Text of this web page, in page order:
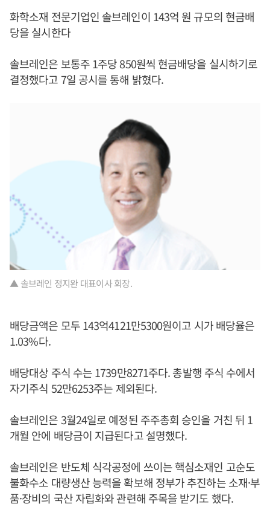
화학소재 전문기업인 솔브레인이 143억 원 규모의 현금배
당을 실시한다
솔브레인은 보통주 1주당 850원씩 현금배당을 실시하기로
결정했다고 7일 공시를 통해 밝혔다.
▲ 솔브레인 정지완 대표이사 회장.
배당금액은 모두 143억4121만5300원이고 시가 배당율은
1.03%다.
배당대상 주식 수는 1739만8271주다. 총발행 주식 수에서
자기주식 52만6253주는 제외된다.
솔브레인은 3월24일로 예정된 주주총회 승인을 거친 뒤 1
개월 안에 배당금이 지급된다고 설명했다.
솔브레인은 반도체 식각공정에 쓰이는 핵심소재인 고순도
불화수소 대량생산 능력을 확보해 정부가 추진하는 소재·부
품·장비의 국산 자립화와 관련해 주목을 받기도 했다.